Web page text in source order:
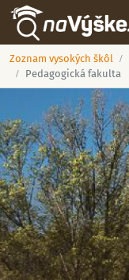
Zoznam vysokých škôl
Pedagogická fakulta